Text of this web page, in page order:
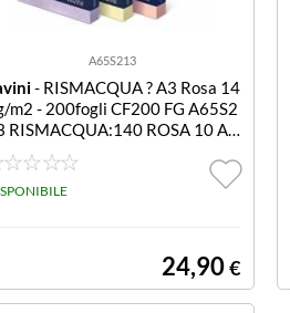
A65S213
- RISMACQUA ? A3 Rosa 14
m2 - 200fogli CF200 FG A65S2
RISMACQUA:140 ROSA 10 A3
24,90€